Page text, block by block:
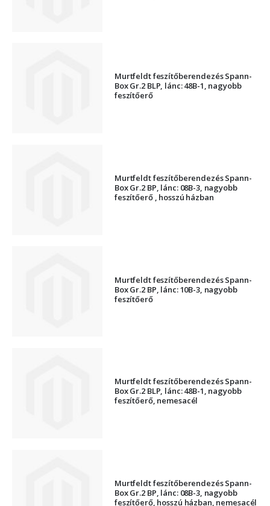
Murtfeldt feszítőberendezés Spann-
Box Gr.2 BLP, lánc: 48B-1, nagyobb
feszítőerő
Murtfeldt feszítőberendezés Spann-
Box Gr.2 BP, lánc: 08B-3, nagyobb
feszítőerő , hosszú házban
Murtfeldt feszítőberendezés Spann-
Box Gr.2 BP, lánc: 10B-3, nagyobb
feszítőerő
Murtfeldt feszítőberendezés Spann-
Box Gr.2 BLP, lánc: 48B-1, nagyobb
feszítőerő, nemesacél
Murtfeldt feszítőberendezés Spann-
Box Gr.2 BP, lánc: 08B-3, nagyobb
feszítőerő, hosszú házban, nemesacél